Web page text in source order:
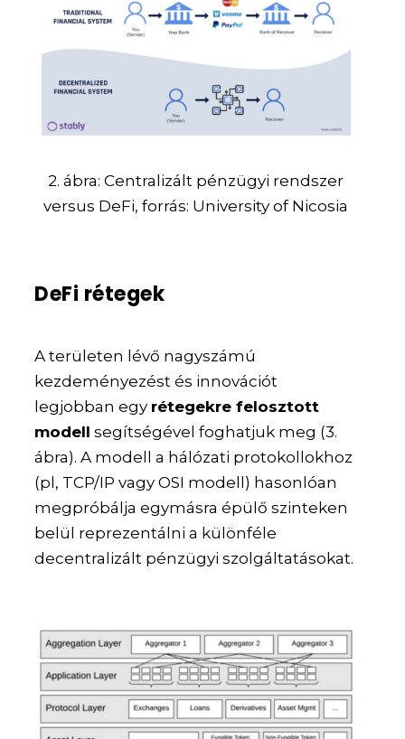
2. ábra: Centralizált pénzügyi rendszer
versus DeFi, forrás: University of Nicosia
DeFi rétegek
A területen lévő nagyszámú
kezdeményezést és innovációt
legjobban egy rétegekre felosztott
modell segítségével foghatjuk meg (3.
ábra). A modell a hálózati protokollokhoz
(pl, TCP/IP vagy OSI modell) hasonlóan
megpróbálja egymásra épülő szinteken
belül reprezentálni a különféle
decentralizált pénzügyi szolgáltatásokat.